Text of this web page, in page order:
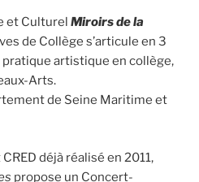
et Culturel Miroirs de la
de Collège s’articule en 3
artistique en collège,
Arts.
de Seine Maritime et
déjà réalisé en 2011,
propose un Concert-